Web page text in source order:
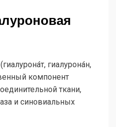
гиалурона́н,
компонент
ткани,
и синовиальных